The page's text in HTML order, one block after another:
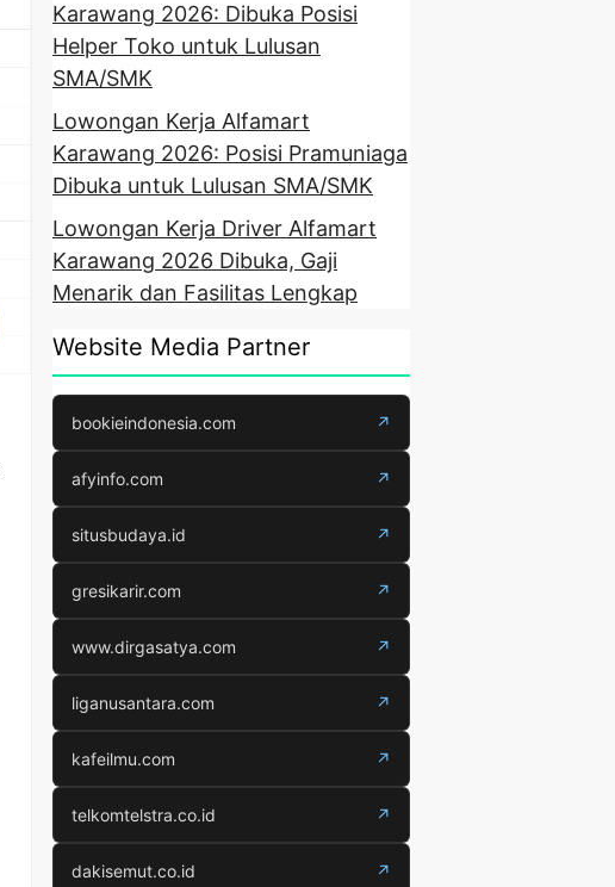
Karawang 2026: Dibuka Posisi
Helper Toko untuk Lulusan
SMA/SMK
Lowongan Kerja Alfamart
Karawang 2026: Posisi Pramuniaga
Dibuka untuk Lulusan SMA/SMK
Lowongan Kerja Driver Alfamart
Karawang 2026 Dibuka, Gaji
Menarik dan Fasilitas Lengkap
Website Media Partner
bookieindonesia.com ↗
afyinfo.com ↗
situsbudaya.id ↗
gresikarir.com ↗
www.dirgasatya.com ↗
liganusantara.com ↗
kafeilmu.com ↗
telkomtelstra.co.id ↗
dakisemut.co.id ↗